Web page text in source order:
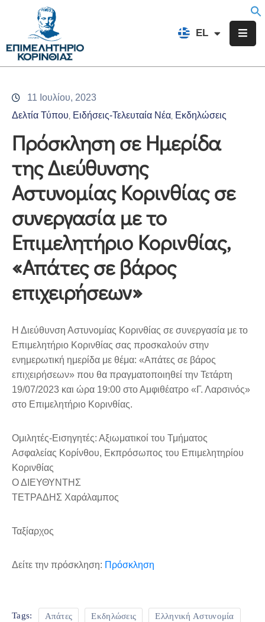
EL
FR
Επιμελητήριο
Υπηρεσίες
Προγράμματα
Εκδηλώσεις
Επικοινωνία
11 Ιουλίου, 2023
Δελτία Τύπου Ειδήσεις-Τελευταία Νέα Εκδηλώσεις
Πρόσκληση σε Ημερίδα
της Διεύθυνσης
Αστυνομίας Κορινθίας σε
συνεργασία με το
Επιμελητήριο Κορινθίας,
«Απάτες σε βάρος
επιχειρήσεων»
Η Διεύθυνση Αστυνομίας Κορινθίας σε συνεργασία με το
Επιμελητήριο Κορινθίας σας προσκαλούν στην
ενημερωτική ημερίδα με θέμα: «Απάτες σε βάρος
επιχειρήσεων» που θα πραγματοποιηθεί την Τετάρτη
19/07/2023 και ώρα 19:00 στο Αμφιθέατρο «Γ. Λαρσινός»
στο Επιμελητήριο Κορινθίας.
Ομιλητές-Εισηγητές: Αξιωματικοί του Τμήματος
Ασφαλείας Κορίνθου, Εκπρόσωπος του Επιμελητηρίου
Κορινθίας
Ο ΔΙΕΥΘΥΝΤΗΣ
ΤΕΤΡΑΔΗΣ Χαράλαμπος
Ταξίαρχος
Δείτε την πρόσκληση: Πρόσκληση
Tags: Απάτες Εκδηλώσεις Ελληνική Αστυνομία